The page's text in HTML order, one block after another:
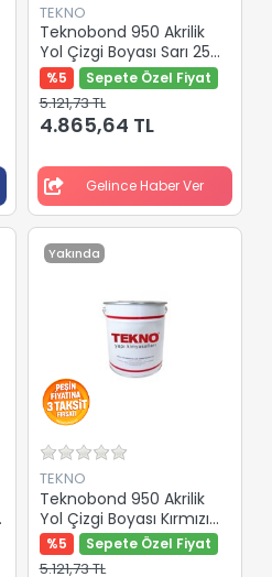
TEKNO
Teknobond 950 Akrilik
Yol Çizgi Boyası Sarı 25
Kg%5 Sepete Özel Fiyat
5.121,73 TL
4.865,64 TL
Gelince Haber Ver
Yakında
TEKNO
Teknobond 950 Akrilik
Yol Çizgi Boyası Kırmızı
25 Kg
%5 Sepete Özel Fiyat
5.121,73 TL